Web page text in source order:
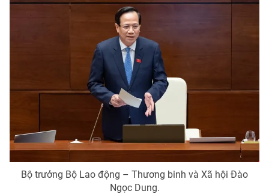
VTV Sức khoẻ Bất động sản
Tấm lòng Việt
Vươn mình bằng AI
VTV8
Liên hệ tòa soạn English
Bộ trưởng Bộ Lao động – Thương binh và Xã hội Đào
Ngọc Dung.